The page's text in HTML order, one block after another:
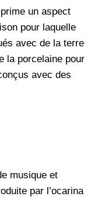
un aspect
pour laquelle
avec de la terre
la porcelaine pour
avec des
musique et
par l’ocarina